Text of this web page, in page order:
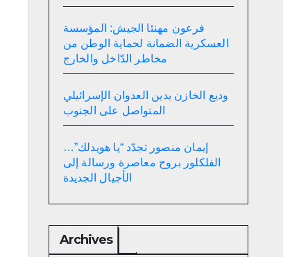
فرعون مهنئا الجيش: المؤسسة
العسكرية الضمانة لحماية الوطن من
مخاطر الدّاخل والخارج
وديع الخازن يدين العدوان الإسرائيلي
المتواصل على الجنوب
إيمان منصور تجدّد “يا هويدلك”…
الفلكلور بروح معاصرة ورسالة إلى
الأجيال الجديدة
Archives